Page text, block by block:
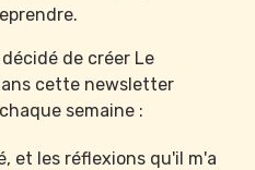
décidé de créer Le
cette newsletter
semaine :
et les réflexions qu'il m'a